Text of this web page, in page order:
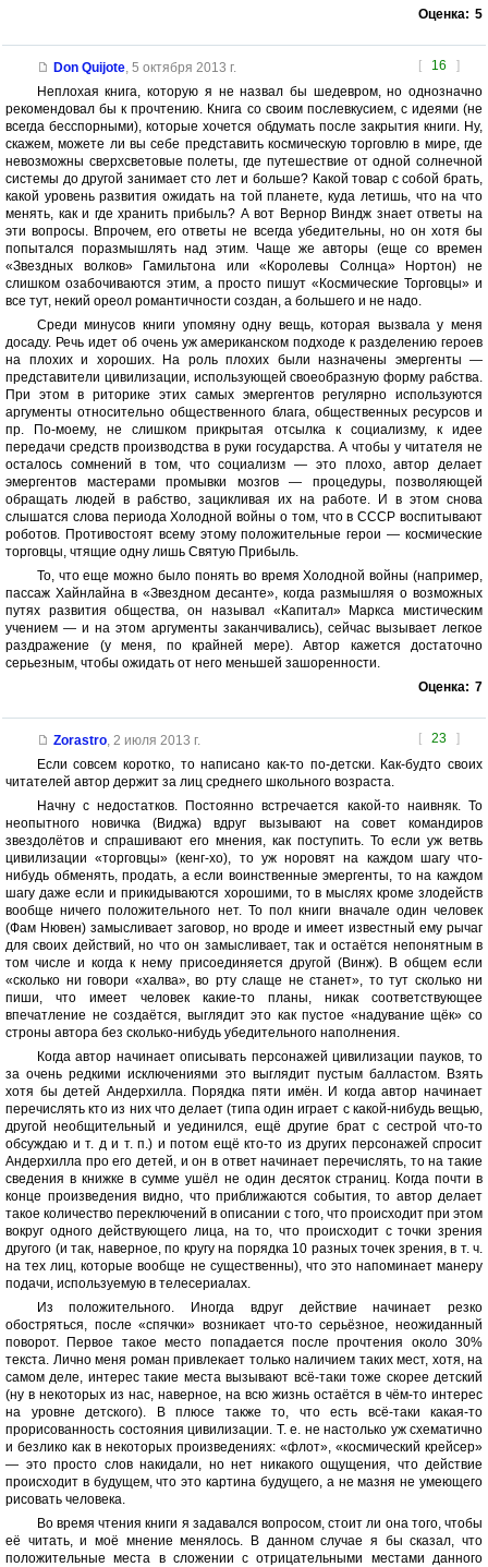
Оценка: 5
[ 16 ]
Don Quijote, 5 октября 2013 г.
Неплохая книга, которую я не назвал бы шедевром, но однозначно
рекомендовал бы к прочтению. Книга со своим послевкусием, с идеями (не
всегда бесспорными), которые хочется обдумать после закрытия книги. Ну,
скажем, можете ли вы себе представить космическую торговлю в мире, где
невозможны сверхсветовые полеты, где путешествие от одной солнечной
системы до другой занимает сто лет и больше? Какой товар с собой брать,
какой уровень развития ожидать на той планете, куда летишь, что на что
менять, как и где хранить прибыль? А вот Вернор Виндж знает ответы на
эти вопросы. Впрочем, его ответы не всегда убедительны, но он хотя бы
попытался поразмышлять над этим. Чаще же авторы (еще со времен
«Звездных волков» Гамильтона или «Королевы Солнца» Нортон) не
слишком озабочиваются этим, а просто пишут «Космические Торговцы» и
все тут, некий ореол романтичности создан, а большего и не надо.
Среди минусов книги упомяну одну вещь, которая вызвала у меня
досаду. Речь идет об очень уж американском подходе к разделению героев
на плохих и хороших. На роль плохих были назначены эмергенты —
представители цивилизации, использующей своеобразную форму рабства.
При этом в риторике этих самых эмергентов регулярно используются
аргументы относительно общественного блага, общественных ресурсов и
пр. По-моему, не слишком прикрытая отсылка к социализму, к идее
передачи средств производства в руки государства. А чтобы у читателя не
осталось сомнений в том, что социализм — это плохо, автор делает
эмергентов мастерами промывки мозгов — процедуры, позволяющей
обращать людей в рабство, зацикливая их на работе. И в этом снова
слышатся слова периода Холодной войны о том, что в СССР воспитывают
роботов. Противостоят всему этому положительные герои — космические
торговцы, чтящие одну лишь Святую Прибыль.
То, что еще можно было понять во время Холодной войны (например,
пассаж Хайнлайна в «Звездном десанте», когда размышляя о возможных
путях развития общества, он называл «Капитал» Маркса мистическим
учением — и на этом аргументы заканчивались), сейчас вызывает легкое
раздражение (у меня, по крайней мере). Автор кажется достаточно
серьезным, чтобы ожидать от него меньшей зашоренности.
Оценка: 7
[ 23 ]
Zorastro, 2 июля 2013 г.
Если совсем коротко, то написано как-то по-детски. Как-будто своих
читателей автор держит за лиц среднего школьного возраста.
Начну с недостатков. Постоянно встречается какой-то наивняк. То
неопытного новичка (Виджа) вдруг вызывают на совет командиров
звездолётов и спрашивают его мнения, как поступить. То если уж ветвь
цивилизации «торговцы» (кенг-хо), то уж норовят на каждом шагу что-
нибудь обменять, продать, а если воинственные эмергенты, то на каждом
шагу даже если и прикидываются хорошими, то в мыслях кроме злодейств
вообще ничего положительного нет. То пол книги вначале один человек
(Фам Нювен) замысливает заговор, но вроде и имеет известный ему рычаг
для своих действий, но что он замысливает, так и остаётся непонятным в
том числе и когда к нему присоединяется другой (Винж). В общем если
«сколько ни говори «халва», во рту слаще не станет», то тут сколько ни
пиши, что имеет человек какие-то планы, никак соответствующее
впечатление не создаётся, выглядит это как пустое «надувание щёк» со
строны автора без сколько-нибудь убедительного наполнения.
Когда автор начинает описывать персонажей цивилизации пауков, то
за очень редкими исключениями это выглядит пустым балластом. Взять
хотя бы детей Андерхилла. Порядка пяти имён. И когда автор начинает
перечислять кто из них что делает (типа один играет с какой-нибудь вещью,
другой необщительный и уединился, ещё другие брат с сестрой что-то
обсуждаю и т. д и т. п.) и потом ещё кто-то из других персонажей спросит
Андерхилла про его детей, и он в ответ начинает перечислять, то на такие
сведения в книжке в сумме ушёл не один десяток страниц. Когда почти в
конце произведения видно, что приближаются события, то автор делает
такое количество переключений в описании с того, что происходит при этом
вокруг одного действующего лица, на то, что происходит с точки зрения
другого (и так, наверное, по кругу на порядка 10 разных точек зрения, в т. ч.
на тех лиц, которые вообще не существенны), что это напоминает манеру
подачи, используемую в телесериалах.
Из положительного. Иногда вдруг действие начинает резко
обостряться, после «спячки» возникает что-то серьёзное, неожиданный
поворот. Первое такое место попадается после прочтения около 30%
текста. Лично меня роман привлекает только наличием таких мест, хотя, на
самом деле, интерес такие места вызывают всё-таки тоже скорее детский
(ну в некоторых из нас, наверное, на всю жизнь остаётся в чём-то интерес
на уровне детского). В плюсе также то, что есть всё-таки какая-то
прорисованность состояния цивилизации. Т. е. не настолько уж схематично
и безлико как в некоторых произведениях: «флот», «космический крейсер»
— это просто слов накидали, но нет никакого ощущения, что действие
происходит в будущем, что это картина будущего, а не мазня не умеющего
рисовать человека.
Во время чтения книги я задавался вопросом, стоит ли она того, чтобы
её читать, и моё мнение менялось. В данном случае я бы сказал, что
положительные места в сложении с отрицательными местами данного